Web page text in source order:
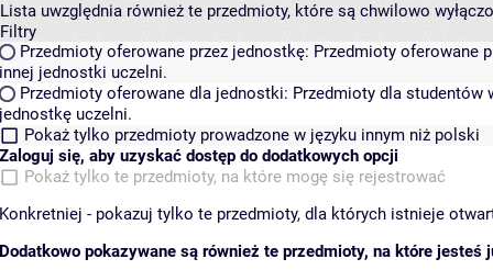
Lista uwzględnia również te przedmioty, które są chwilowo
Filtry
Przedmioty oferowane przez jednostkę: Przedmioty oferowane
innej jednostki uczelni.
Przedmioty oferowane dla jednostki: Przedmioty dla studentów
jednostkę uczelni.
Pokaż tylko przedmioty prowadzone w języku innym niż polski
Zaloguj się, aby uzyskać dostęp do dodatkowych opcji
Pokaż tylko te przedmioty, na które mogę się rejestrować
Konkretniej - pokazuj tylko te przedmioty, dla których istnieje
Dodatkowo pokazywane są również te przedmioty, na które jesteś